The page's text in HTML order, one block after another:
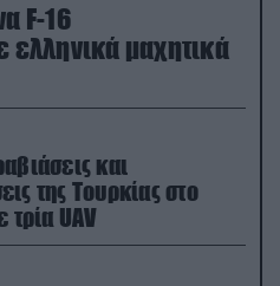
F-16
μαχητικά
και
της Τουρκίας στο
τρία UAV